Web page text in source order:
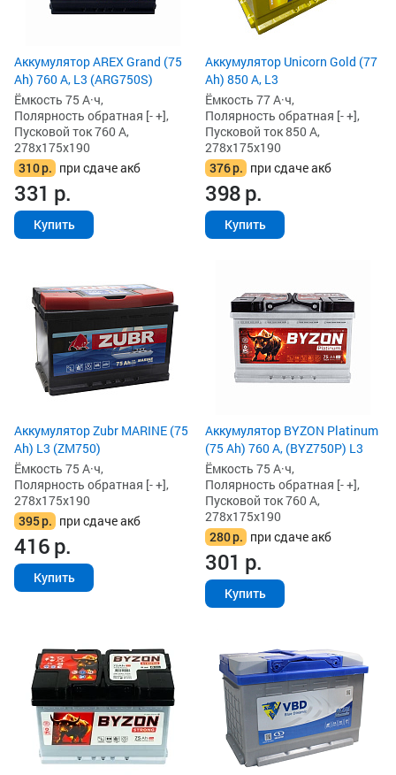
Аккумулятор AREX Grand (75
Ah) 760 А, L3 (ARG750S)
Ёмкость 75 А·ч,
Полярность обратная [- +],
Пусковой ток 760 А,
278x175x190
310р. при сдаче акб
331 р.
Купить
Аккумулятор Unicorn Gold (77
Ah) 850 А, L3
Ёмкость 77 А·ч,
Полярность обратная [- +],
Пусковой ток 850 А,
278x175x190
376р. при сдаче акб
398р.
Купить
Аккумулятор Zubr MARINE (75
Ah) L3 (ZM750)
Ёмкость 75 А·ч,
Полярность обратная [- +],
278x175x190
395р. при сдаче акб
416р.
Купить
Аккумулятор BYZON Platinum
(75 Ah) 760 А, (BYZ750P) L3
Ёмкость 75 А·ч,
Полярность обратная [- +],
Пусковой ток 760 А,
278x175x190
280р. при сдаче акб
301 р.
Купить